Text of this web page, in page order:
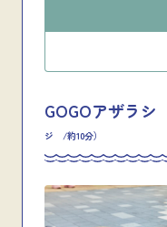
GOGOアザラシ
ジ /約10分）